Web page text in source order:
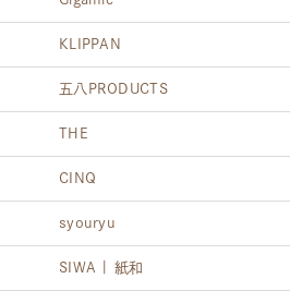
KLIPPAN
五八PRODUCTS
THE
CINQ
syouryu
SIWA | 紙和